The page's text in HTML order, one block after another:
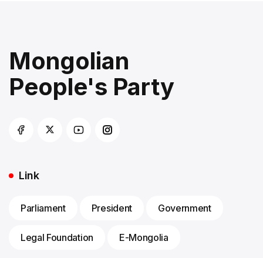
Mongolian
People's Party
Link
Parliament President Government
Legal Foundation E-Mongolia